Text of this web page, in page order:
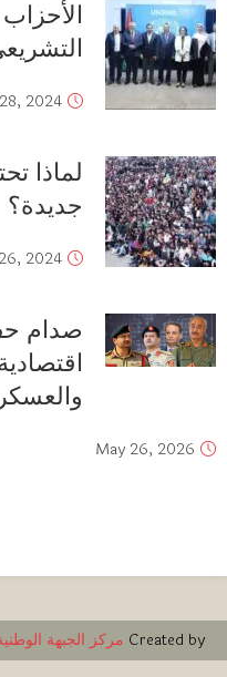
الأحزاب
2024
لماذا
جديدة؟
2024
صدام
May 26, 2026
Created by مركز الجبهة